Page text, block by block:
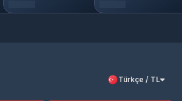
Türkçe / TL